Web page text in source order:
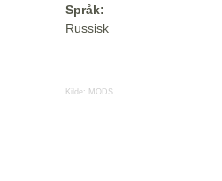
Språk:
Russisk
Kilde: MODS